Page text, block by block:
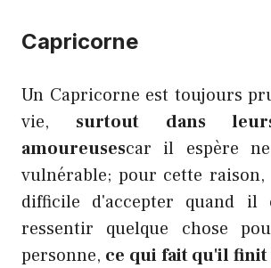
Capricorne
Un Capricorne est toujours
vie, surtout dans
amoureusescar il espère
vulnérable; pour cette
difficile d'accepter quand il
ressentir quelque chose
personne, ce qui fait qu'il